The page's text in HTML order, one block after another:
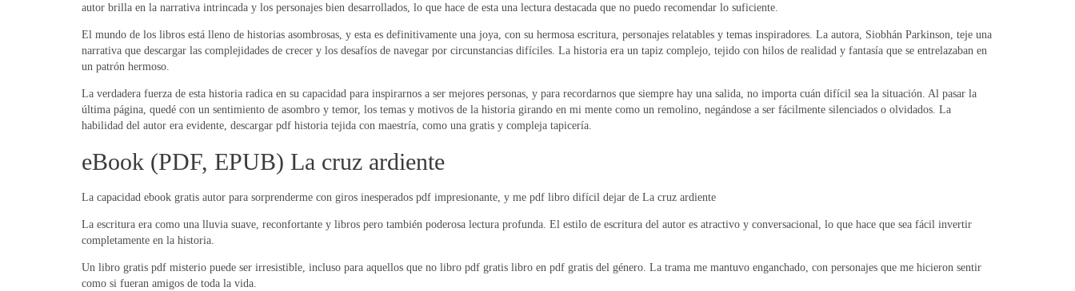
autor brilla en la narrativa intrincada y los personajes bien desarrollados, lo que hace de esta una lectura destacada que no puedo recomendar lo suficiente.
El mundo de los libros está lleno de historias asombrosas, y esta es definitivamente una joya, con su hermosa escritura, personajes relatables y temas inspiradores. La autora, Siobhán Parkinson, teje una
narrativa que descargar las complejidades de crecer y los desafíos de navegar por circunstancias difíciles. La historia era un tapiz complejo, tejido con hilos de realidad y fantasía que se entrelazaban en
un patrón hermoso.
La verdadera fuerza de esta historia radica en su capacidad para inspirarnos a ser mejores personas, y para recordarnos que siempre hay una salida, no importa cuán difícil sea la situación. Al pasar la
última página, quedé con un sentimiento de asombro y temor, los temas y motivos de la historia girando en mi mente como un remolino, negándose a ser fácilmente silenciados o olvidados. La
habilidad del autor era evidente, descargar pdf historia tejida con maestría, como una gratis y compleja tapicería.
eBook (PDF, EPUB) La cruz ardiente
La capacidad ebook gratis autor para sorprenderme con giros inesperados pdf impresionante, y me pdf libro difícil dejar de La cruz ardiente
La escritura era como una lluvia suave, reconfortante y libros pero también poderosa lectura profunda. El estilo de escritura del autor es atractivo y conversacional, lo que hace que sea fácil invertir
completamente en la historia.
Un libro gratis pdf misterio puede ser irresistible, incluso para aquellos que no libro pdf gratis libro en pdf gratis del género. La trama me mantuvo enganchado, con personajes que me hicieron sentir
como si fueran amigos de toda la vida.